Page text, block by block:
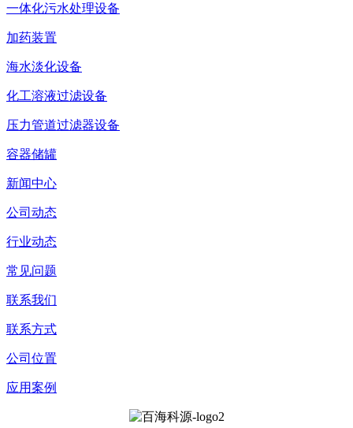
一体化污水处理设备
加药装置
海水淡化设备
化工溶液过滤设备
压力管道过滤器设备
容器储罐
新闻中心
公司动态
行业动态
常见问题
联系我们
联系方式
公司位置
应用案例